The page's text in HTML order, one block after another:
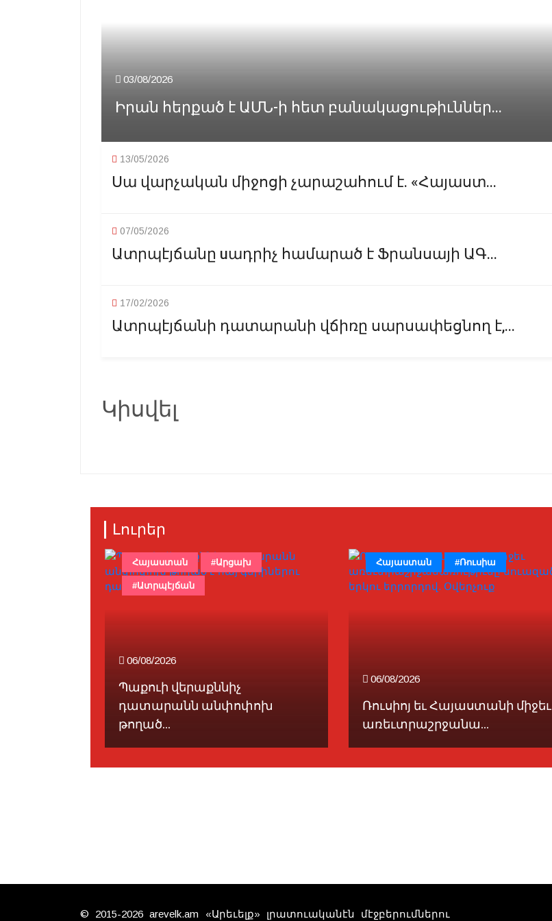
03/08/2026
Իրան հերքած է ԱՄՆ-ի հետ բանակացութիւններ...
13/05/2026
Սա վարչական միջոցի չարաշահում է. «Հայաստ...
07/05/2026
Ատրպէյճանը uադրիչ համարած է Ֆրանսայի ԱԳ...
17/02/2026
Ատրպէյճանի դատարանի վճիռը սարսափեցնող է,...
Կիսվել
Լուրեր
06/08/2026
Պաքուի վերաքննիչ
դատարանն անփոփոխ
թողած...
Հայաստան #Արցախ
#Ատրպէյճան
06/08/2026
Ռուսիոյ եւ Հայաստանի միջեւ
առեւտրաշրջանա...
Հայաստան #Ռուսիա
© 2015-2026 arevelk.am «Արեւելք» լրատուականէն մէջբերումներու